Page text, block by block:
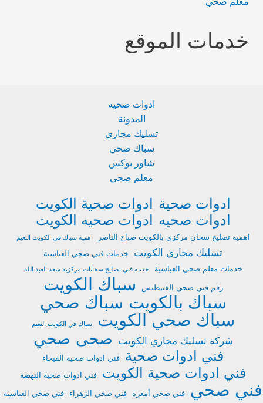
خدمات الموقع
ادوات صحيه
المدونة
تسليك مجاري
سباك صحي
شاور بوكس
معلم صحي
ادوات صحية ادوات صحية الكويت
ادوات صحيه ادوات صحيه الكويت
اهميه تصليح سخان مركزي بالكويت صباح الناصر اهميه سباك في الكويت النعيم
تسليك مجاري الكويت
خدمات فني صحي العباسية
خدمات معلم صحي العباسية
خدمه فني تصليح سخانات مركزية سعد العبد الله
رقم فني صحي الفنيطيس
سباك الكويت
سباك بالكويت سباك صحي
سباك صحي الكويت
سباك في الكويت النعيم
شركة تسليك مجاري الكويت صحى صحي
فني ادوات صحية فني ادوات صحية الفيحاء
فني ادوات صحية الكويت فني ادوات صحية النهضة
فني صحي فني صحي أمغرة فني صحي الزهراء
فني صحي العباسية